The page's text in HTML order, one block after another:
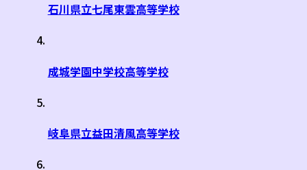
石川県立七尾東雲高等学校
成城学園中学校高等学校
岐阜県立益田清風高等学校